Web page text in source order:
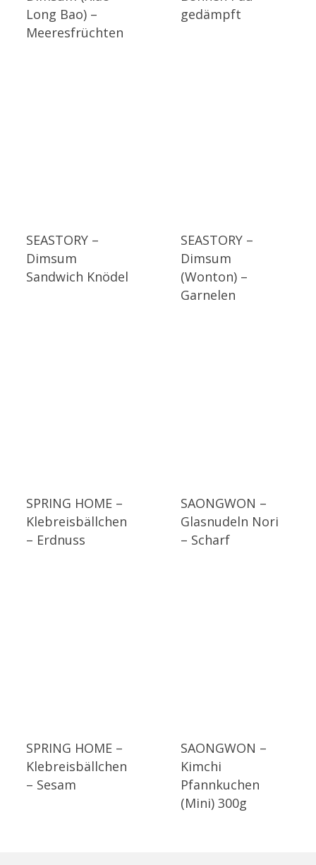
Long Bao) –
Meeresfrüchten
gedämpft
SEASTORY –
Dimsum
Sandwich Knödel
SEASTORY –
Dimsum
(Wonton) –
Garnelen
SPRING HOME –
Klebreisbällchen
– Erdnuss
SAONGWON –
Glasnudeln Nori
– Scharf
SPRING HOME –
Klebreisbällchen
– Sesam
SAONGWON –
Kimchi
Pfannkuchen
(Mini) 300g